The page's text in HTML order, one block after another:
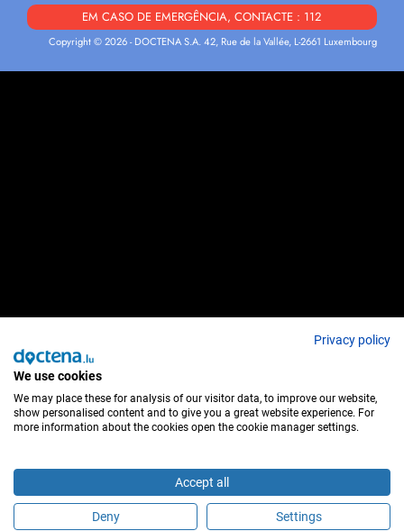
Faça uma marcação online
EM CASO DE EMERGÊNCIA, CONTACTE : 112
Copyright © 2026 - DOCTENA S.A. 42, Rue de la Vallée, L-2661 Luxembourg
Privacy policy
We use cookies
We may place these for analysis of our visitor data, to improve our website,
show personalised content and to give you a great website experience. For
more information about the cookies open the cookie manager settings.
Accept all
Deny Settings